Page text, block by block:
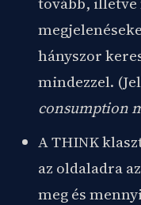
hányszor
mindezzel.
consumption
A THINK
az oldaladra
meg és